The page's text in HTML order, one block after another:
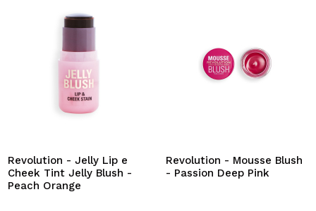
Revolution - Jelly Lip e
Cheek Tint Jelly Blush -
Peach Orange
Revolution - Mousse Blush
- Passion Deep Pink